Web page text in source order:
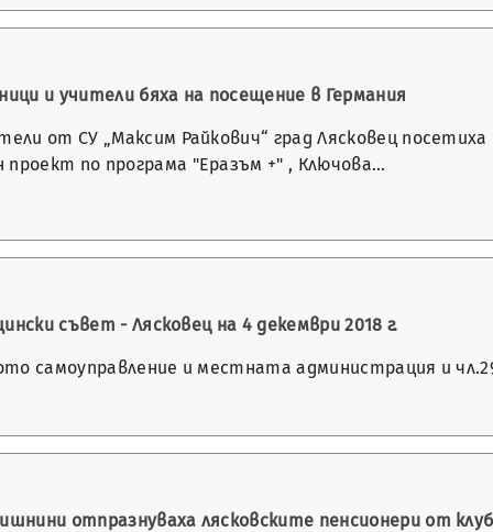
и учители бяха на посещение в Германия
от СУ „Максим Райкович“ град Лясковец
проект по програма "Еразъм +" , Ключова…
съвет - Лясковец на 4 декември 2018 г.
самоуправление и местната администрация и
отпразнуваха лясковските пенсионери от клуб